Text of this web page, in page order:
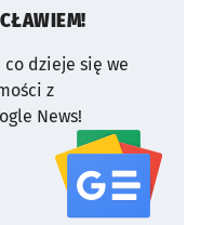
dzieje się we
z
News!
serwisu